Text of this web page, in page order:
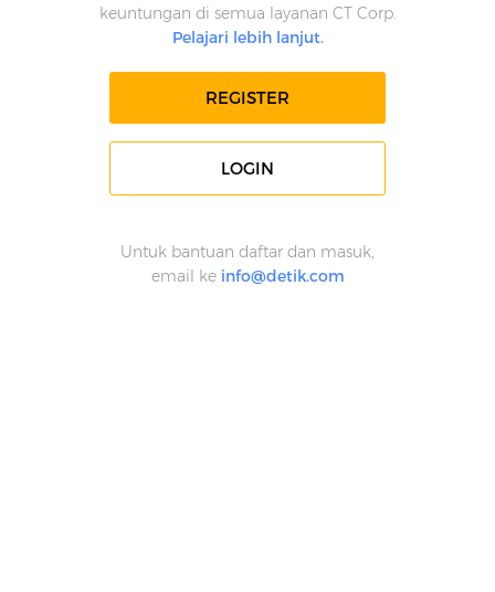
keuntungan di semua layanan CT Corp.
Pelajari lebih lanjut.
REGISTER
LOGIN
Untuk bantuan daftar dan masuk,
email ke info@detik.com